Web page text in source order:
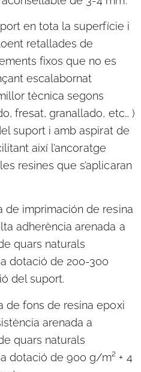
en tota la superfície i
retallades de
fixos que no es
escalabornat
tècnica segons
fresat, granallado, etc… )
suport i amb aspirat de
així l’ancoratge
resines que s’aplicaran
de imprimación de resina
adherència arenada a
quars naturals
dotació de 200-300
del suport.
de fons de resina epoxi
arenada a
quars naturals
dotació de 900 g/m² + 4